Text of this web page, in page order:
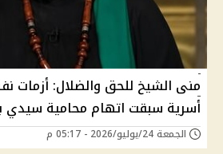
منى الشيخ للحق والضلال: أزمات
أسرية سبقت اتهام محامية سيدي
الجمعة 24/يوليو/2026 - 05:17 م